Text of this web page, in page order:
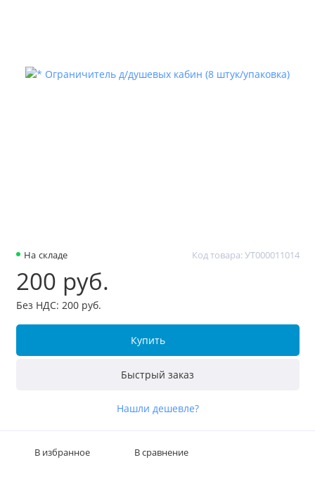
На складе Код товара: УТ000011014
200 руб.
Без НДС: 200 руб.
Купить
Быстрый заказ
Нашли дешевле?
В избранное В сравнение